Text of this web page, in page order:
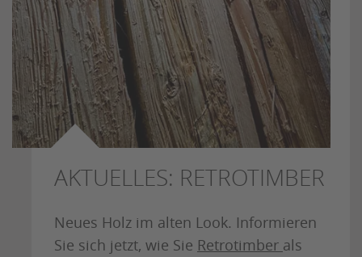
AKTUELLES: RETROTIMBER
Neues Holz im alten Look. Informieren
Sie sich jetzt, wie Sie Retrotimber als